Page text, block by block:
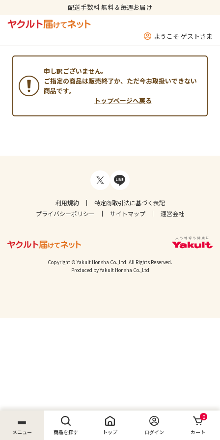
配送手数料 無料＆毎週お届け
ようこそ ゲストさま
メニュー 商品を探す トップ ログイン
0
カート
申し訳ございません。
ご指定の商品は販売終了か、ただ今お取扱いできない
商品です。
トップページへ戻る
利用規約
特定商取引法に基づく表記
プライバシーポリシー
サイトマップ 運営会社
Copyright © Yakult Honsha Co.,Ltd. All Rights Reserved.
Produced by Yakult Honsha Co.,Ltd